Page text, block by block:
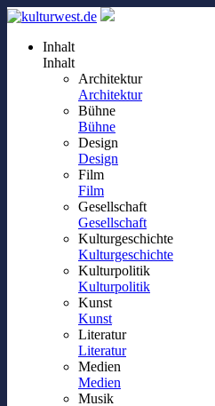
Inhalt
Inhalt
Architektur
Architektur
Bühne
Bühne
Design
Design
Film
Film
Gesellschaft
Gesellschaft
Kulturgeschichte
Kulturgeschichte
Kulturpolitik
Kulturpolitik
Kunst
Kunst
Literatur
Literatur
Medien
Medien
Musik